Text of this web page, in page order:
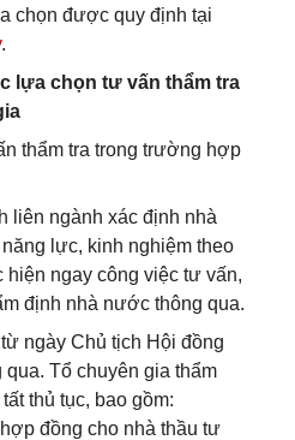
chọn được quy định tại
.
lựa chọn tư vấn thẩm tra
thẩm tra trong trường hợp
liên ngành xác định nhà
lực, kinh nghiệm theo
ngay công việc tư vấn,
định nhà nước thông qua.
ngày Chủ tịch Hội đồng
Tổ chuyên gia thẩm
thủ tục, bao gồm:
đồng cho nhà thầu tư